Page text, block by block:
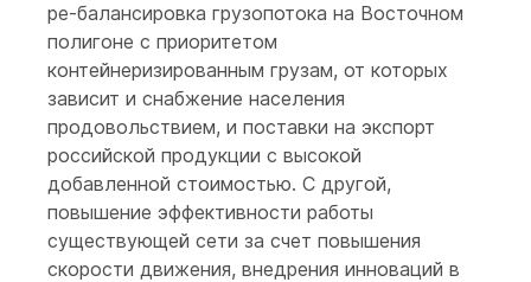
ре-балансировка грузопотока на Восточном
полигоне с приоритетом
контейнеризированным грузам, от которых
зависит и снабжение населения
продовольствием, и поставки на экспорт
российской продукции с высокой
добавленной стоимостью. С другой,
повышение эффективности работы
существующей сети за счет повышения
скорости движения, внедрения инноваций в